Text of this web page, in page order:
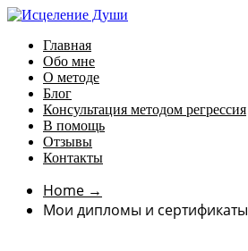
Главная
Обо мне
О методе
Блог
Консультация методом регрессия
В помощь
Отзывы
Контакты
Home →
Мои дипломы и сертификаты